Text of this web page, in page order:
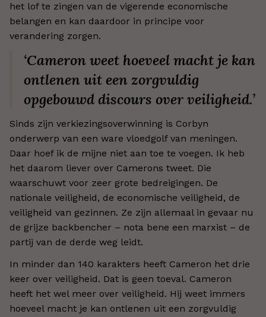
het lof te zingen van de vigerende economische
belangen en kan daardoor in principe voor
verandering zorgen.
‘Cameron weet hoeveel macht je kan
ontlenen uit een zorgvuldig
opgebouwd discours over veiligheid.’
Sinds zijn verkiezingsoverwinning is Corbyn
onderwerp van een ware vloedgolf van meningen.
Daar hoef ik de mijne niet aan toe te voegen. Ik heb
het daarom liever over Camerons tweet. Die
waarschuwt voor zeer grote bedreigingen. De
nationale veiligheid, de economische veiligheid, de
veiligheid van gezinnen. Ze zijn allemaal in gevaar nu
de grijze backbencher – nota bene een marxist – de
partij van de derde weg leidt.
In minder dan 140 karakters heeft Cameron het drie
keer over veiligheid. Dat is geen toeval. Cameron
heeft het wel meer over veiligheid. Hij weet immers
hoeveel macht je kan ontlenen uit een zorgvuldig